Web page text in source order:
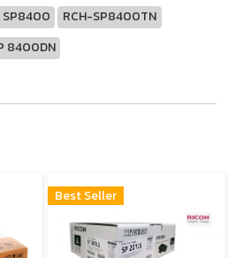
SP8400
RCH-SP8400TN
8400DN
Best Seller